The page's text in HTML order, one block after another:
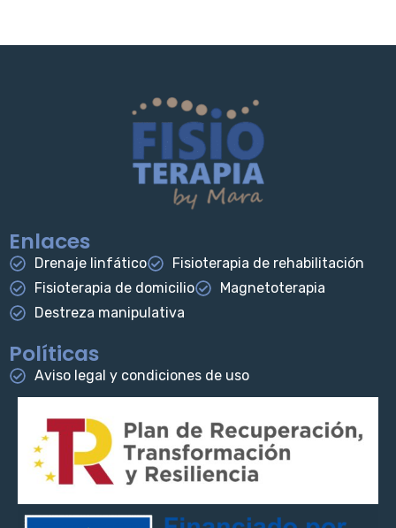
Enlaces
Drenaje linfático
Fisioterapia de rehabilitación
Fisioterapia de domicilio
Magnetoterapia
Destreza manipulativa
Políticas
Aviso legal y condiciones de uso